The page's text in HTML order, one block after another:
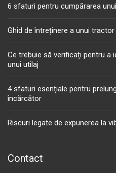
6 sfaturi pentru cumpărarea
Ghid de întreținere a unui tractor
Ce trebuie să verificați pentru a
unui utilaj
4 sfaturi esențiale pentru
încărcător
Riscuri legate de expunerea la
Contact